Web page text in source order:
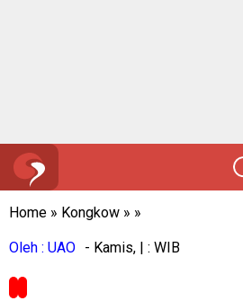
Home » Kongkow » »
Oleh : UAO - Kamis, | : WIB